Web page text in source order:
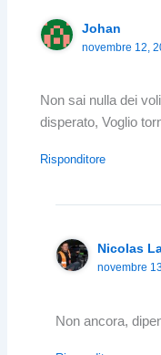
Johan
novembre 12,
Non sai nulla dei
disperato, Voglio
Risponditore
Nicolas
novembre
Non ancora,